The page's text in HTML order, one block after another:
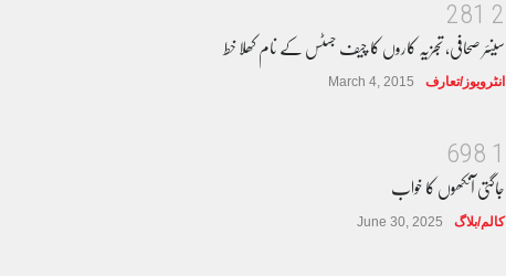
2
1
8
2
سینئر صحافی، تجزیہ کاروں کا چیف جسٹس کے نام کھلا خط
انٹرویوز/تعارف March 4, 2015
1
8
9
6
جاگتی آنکھوں کا خواب
کالم/بلاگ June 30, 2025